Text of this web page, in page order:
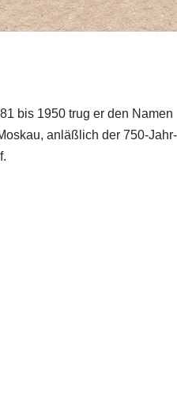
bis 1950 trug er den Namen
anläßlich der 750-Jahr-